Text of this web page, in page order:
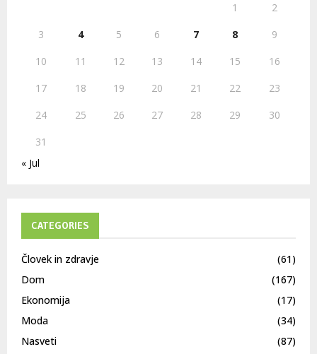
H
1
2
3
4 5 6 7 8
9
10
11 12 13 14 15
16
17
18 19 20 21 22
23
24
25 26 27 28 29
30
31
« Jul
CATEGORIES
Človek in zdravje
(61)
Dom
(167)
Ekonomija
(17)
Moda
(34)
Nasveti
(87)